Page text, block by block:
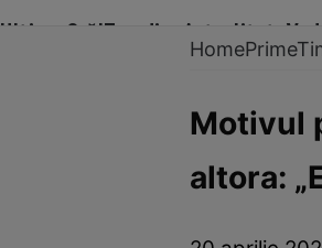
Ultima Oră!Trending Actualitate
Românii au talent
Home
Motivul
altora: